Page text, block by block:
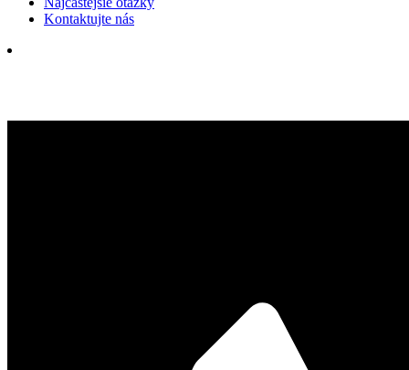
Kontaktujte nás